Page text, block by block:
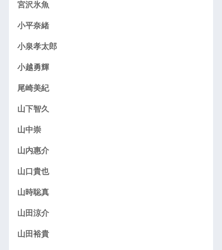
宮沢氷魚
小平奈緒
小泉孝太郎
小越勇輝
尾崎美紀
山下智久
山中崇
山内惠介
山口貴也
山時聡真
山田涼介
山田裕貴